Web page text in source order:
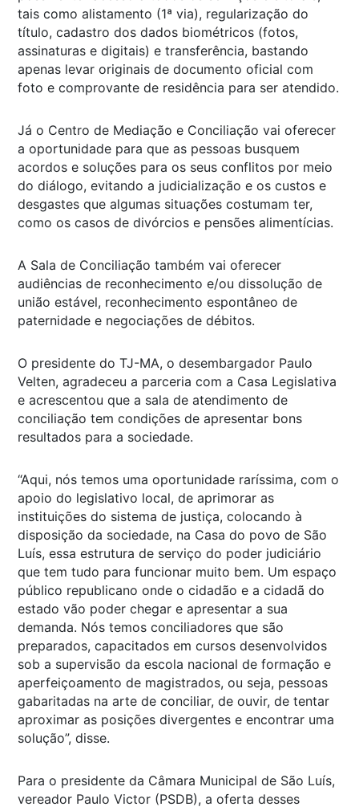
tais como alistamento (1ª via), regularização do
título, cadastro dos dados biométricos (fotos,
assinaturas e digitais) e transferência, bastando
apenas levar originais de documento oficial com
foto e comprovante de residência para ser atendido.
Já o Centro de Mediação e Conciliação vai oferecer
a oportunidade para que as pessoas busquem
acordos e soluções para os seus conflitos por meio
do diálogo, evitando a judicialização e os custos e
desgastes que algumas situações costumam ter,
como os casos de divórcios e pensões alimentícias.
A Sala de Conciliação também vai oferecer
audiências de reconhecimento e/ou dissolução de
união estável, reconhecimento espontâneo de
paternidade e negociações de débitos.
O presidente do TJ-MA, o desembargador Paulo
Velten, agradeceu a parceria com a Casa Legislativa
e acrescentou que a sala de atendimento de
conciliação tem condições de apresentar bons
resultados para a sociedade.
“Aqui, nós temos uma oportunidade raríssima, com o
apoio do legislativo local, de aprimorar as
instituições do sistema de justiça, colocando à
disposição da sociedade, na Casa do povo de São
Luís, essa estrutura de serviço do poder judiciário
que tem tudo para funcionar muito bem. Um espaço
público republicano onde o cidadão e a cidadã do
estado vão poder chegar e apresentar a sua
demanda. Nós temos conciliadores que são
preparados, capacitados em cursos desenvolvidos
sob a supervisão da escola nacional de formação e
aperfeiçoamento de magistrados, ou seja, pessoas
gabaritadas na arte de conciliar, de ouvir, de tentar
aproximar as posições divergentes e encontrar uma
solução”, disse.
Para o presidente da Câmara Municipal de São Luís,
vereador Paulo Victor (PSDB), a oferta desses